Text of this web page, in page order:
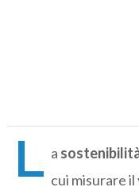
L a
cui misurare